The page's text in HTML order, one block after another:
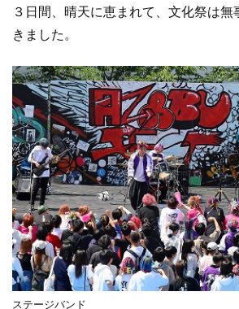
３日間、晴天に恵まれて、文化祭は
きました。
ステージバンド